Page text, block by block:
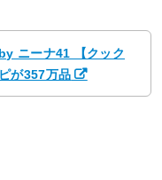
ニーナ41 【クック
が357万品